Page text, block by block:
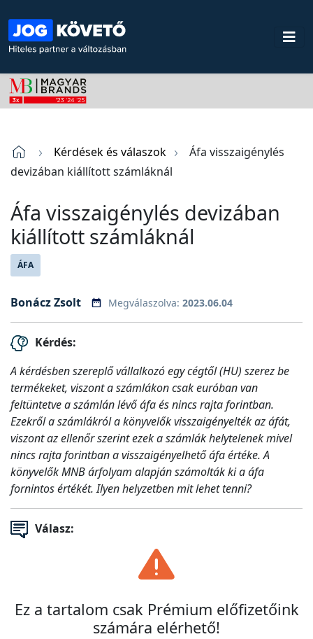
Kérdések és válaszok
Áfa visszaigénylés
devizában kiállított számláknál
Áfa visszaigénylés devizában
kiállított számláknál
ÁFA
Bonácz Zsolt Megválaszolva: 2023.06.04
Kérdés:
A kérdésben szereplő vállalkozó egy cégtől (HU) szerez be
termékeket, viszont a számlákon csak euróban van
feltüntetve a számlán lévő áfa és nincs rajta forintban.
Ezekről a számlákról a könyvelők visszaigényelték az áfát,
viszont az ellenőr szerint ezek a számlák helytelenek mivel
nincs rajta forintban a visszaigényelhető áfa értéke. A
könyvelők MNB árfolyam alapján számolták ki a áfa
fornintos értékét. Ilyen helyzetben mit lehet tenni?
Válasz:
Ez a tartalom csak Prémium előfizetőink
számára elérhető!